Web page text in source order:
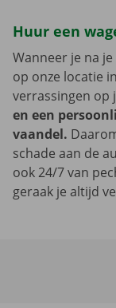
Huur een
Wanneer je na
op onze locatie
verrassingen op
en een
vaandel.
schade aan de
ook 24/7 van
geraak je altijd